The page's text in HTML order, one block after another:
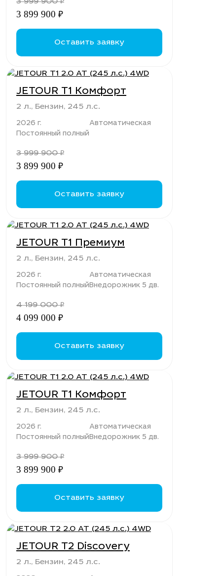
₽
3 899 900 ₽
Оставить заявку
JETOUR T1 Комфорт
2 л., Бензин, 245 л.с.
2026 г.
Постоянный полный
Автоматическая
3 999 900₽
3 899 900 ₽
Оставить заявку
JETOUR T1 Премиум
2 л., Бензин, 245 л.с.
2026 г.
Постоянный полный
Автоматическая
Внедорожник 5 дв.
4 199 000₽
4 099 000 ₽
Оставить заявку
JETOUR T1 Комфорт
2 л., Бензин, 245 л.с.
2026 г.
Постоянный полный
Автоматическая
Внедорожник 5 дв.
3 999 900₽
3 899 900 ₽
Оставить заявку
JETOUR T2 Discovery
2 л., Бензин, 245 л.с.